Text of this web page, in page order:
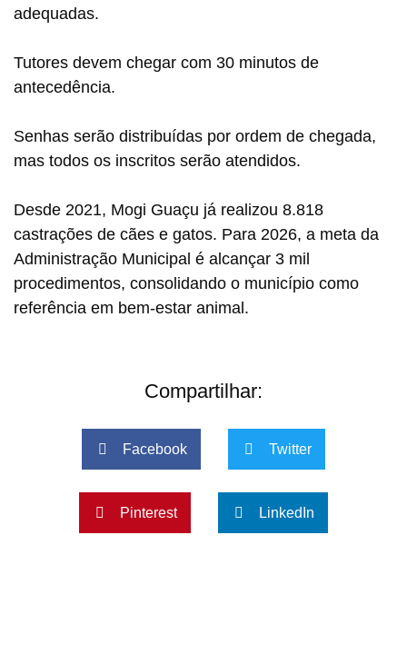
adequadas.
Tutores devem chegar com 30 minutos de
antecedência.
Senhas serão distribuídas por ordem de chegada,
mas todos os inscritos serão atendidos.
Desde 2021, Mogi Guaçu já realizou 8.818
castrações de cães e gatos. Para 2026, a meta da
Administração Municipal é alcançar 3 mil
procedimentos, consolidando o município como
referência em bem-estar animal.
Compartilhar:
Facebook Twitter
Pinterest LinkedIn